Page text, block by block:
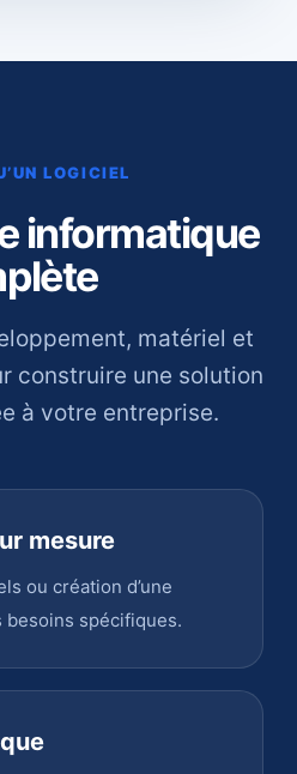
LOGICIEL
informatique
matériel et
construire une solution
à votre entreprise.
mesure
ou création d’une
besoins spécifiques.